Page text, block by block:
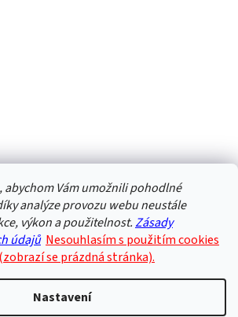
abychom Vám umožnili pohodlné
analýze provozu webu neustále
výkon a použitelnost.Zásady
údajů Nesouhlasím s použitím cookies
se prázdná stránka).
Nastavení